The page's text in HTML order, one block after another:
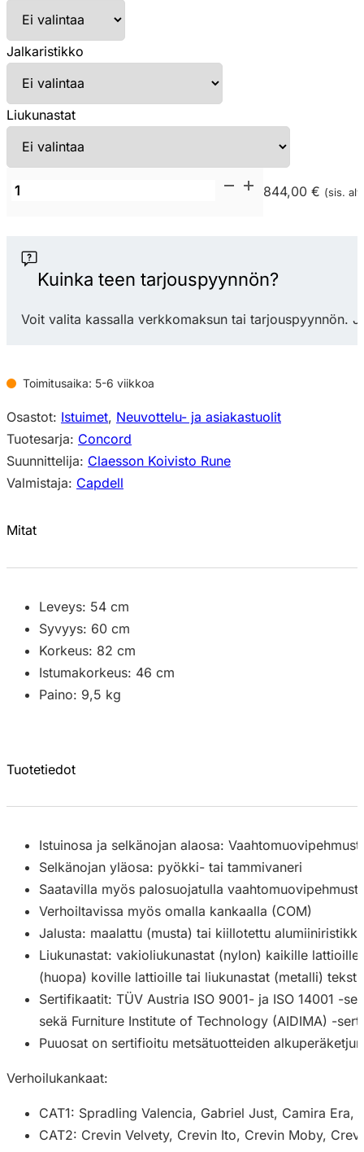
Jalkaristikko
Liukunastat
Capdell
522WD
neuvottelutuoli
844,00 € (sis.
Kuinka teen tarjouspyynnön?
Voit valita kassalla verkkomaksun tai tarjouspyynnön.
Toimitusaika: 5-6 viikkoa
Osastot: Istuimet, Neuvottelu- ja asiakastuolit
Tuotesarja: Concord
Suunnittelija: Claesson Koivisto Rune
Valmistaja: Capdell
Mitat
Leveys: 54 cm
Syvyys: 60 cm
Korkeus: 82 cm
Istumakorkeus: 46 cm
Paino: 9,5 kg
Tuotetiedot
Istuinosa ja selkänojan alaosa:
Selkänojan yläosa: pyökki- tai tammivaneri
Saatavilla myös palosuojatulla
Verhoiltavissa myös omalla kankaalla (COM)
Jalusta: maalattu (musta) tai kiillotettu
Liukunastat: vakioliukunastat (nylon) kaikille
(huopa) koville lattioille tai liukunastat (metalli)
Sertifikaatit: TÜV Austria ISO 9001- ja ISO 14001 -
sekä Furniture Institute of Technology (AIDIMA) -
Puuosat on sertifioitu metsätuotteiden
Verhoilukankaat:
CAT1: Spradling Valencia, Gabriel Just, Camira Era,
CAT2: Crevin Velvety, Crevin Ito, Crevin Moby,